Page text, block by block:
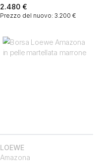
2.480 €
Prezzo del nuovo: 3.200 €
LOEWE
Amazona